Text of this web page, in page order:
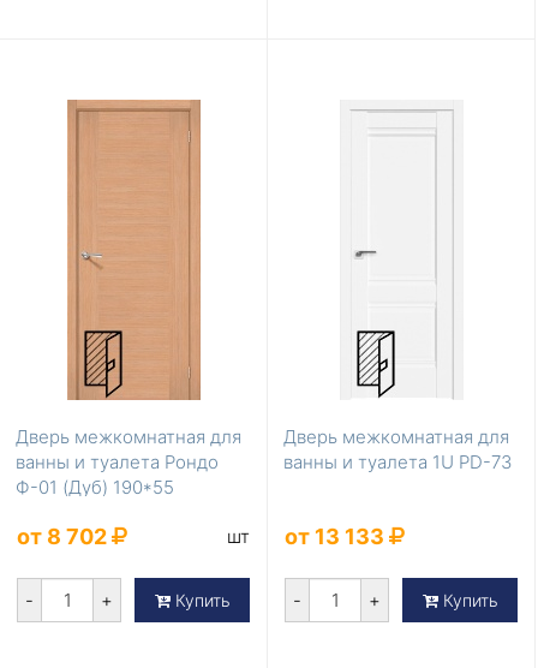
Дверь межкомнатная для
ванны и туалета Рондо
Ф-01 (Дуб) 190*55
от 8 702 шт
- + Купить
Дверь межкомнатная для
ванны и туалета 1U PD-73
от 13 133
- + Купить